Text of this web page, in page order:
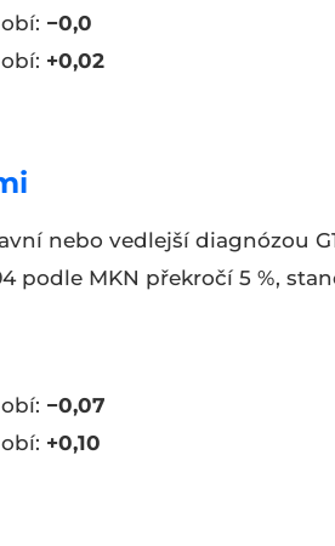
−0,0
+0,02
nebo vedlejší diagnózou
podle MKN překročí 5 %,
−0,07
+0,10